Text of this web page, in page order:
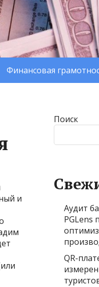
Финансовая
и
Поиск
Аудит
PGLens
QR-